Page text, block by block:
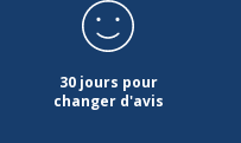
30 jours pour
changer d'avis